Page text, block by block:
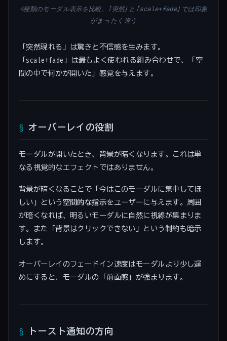
4種類のモーダル表示を比較。「突然」と「scale+fade」では印象
がまったく違う
「突然現れる」は驚きと不信感を生みます。
「scale+fade」は最もよく使われる組み合わせで、「空
間の中で何かが開いた」感覚を与えます。
オーバーレイの役割
モーダルが開いたとき、背景が暗くなります。これは単
なる視覚的なエフェクトではありません。
背景が暗くなることで「今はこのモーダルに集中してほ
しい」という 空間的な指示をユーザーに与えます。周囲
が暗くなれば、明るいモーダルに自然に視線が集まりま
す。また「背景はクリックできない」という制約も暗示
します。
オーバーレイのフェードイン速度はモーダルより少し遅
めにすると、モーダルの「前面感」が強まります。
トースト通知の方向